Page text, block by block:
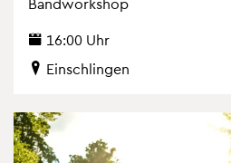
16:00 Uhr
Ein­schlin­gen